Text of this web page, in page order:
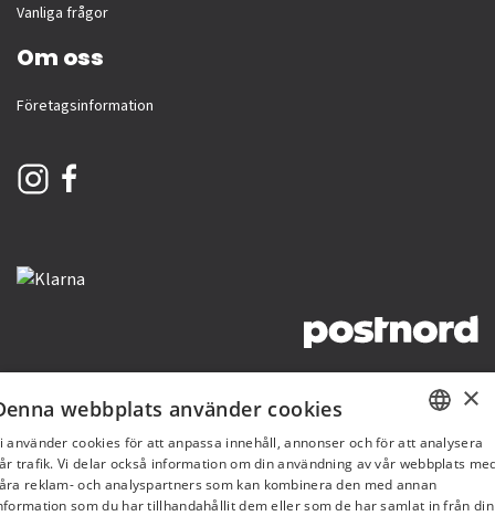
Vanliga frågor
Om oss
Företagsinformation
SWEDISH
FI
×
webbplats använder cookies
använder cookies för att anpassa innehåll, annonser och för att analysera
trafik. Vi delar också information om din användning av vår webbplats
reklam- och analyspartners som kan kombinera den med annan
som du har tillhandahållit dem eller som de har samlat in från din